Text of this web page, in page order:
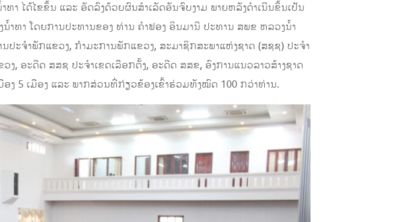
ໄດ້ໄຂ​ຂຶ້ນ ແລະ ອັດລົງດ້ວຍຜົນສຳເລັດອັນຈົບງາມ ພາຍ​ຫລັງດຳເນີນຂຶ້ນເປັນ
ທາ ໂດຍການປະທານຂອງ ທ່ານ ຄຳຟອງ ອິນມານີ ປະທານ ສ​ພ​ຂ ຫລວງນໍ້າ
ປະຈຳພັກແຂວງ, ກຳມະການພັກແຂວງ, ສະມາຊິກສະພາແຫ່ງຊາດ (ສ​ຊ​ຊ) ປະຈຳ
, ອະດີດ ສ​ສ​ຊ ປະຈຳເຂດເລືອກຕັ້ງ, ອະດີດ ສ​ສ​ຂ, ອົງການແນວລາວສ້າງຊາດ
ງ 5 ເມືອງ ແລະ ພາກສ່ວນທີ່ກ່ຽວຂ້ອງເຂົ້າຮ່ວມທັງໝົດ 100 ກວ່າທ່ານ.